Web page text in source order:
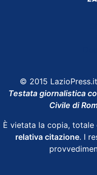
© 2015
Testata giornalistica
Civile di
È vietata la copia,
relativa citazione. I